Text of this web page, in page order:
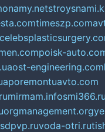
timeszp.com
poisk-
ost-engineering.com
poremontuavto.com
mirmam.infosmi366.ru
orgmanagement.org
voda-otri.ru